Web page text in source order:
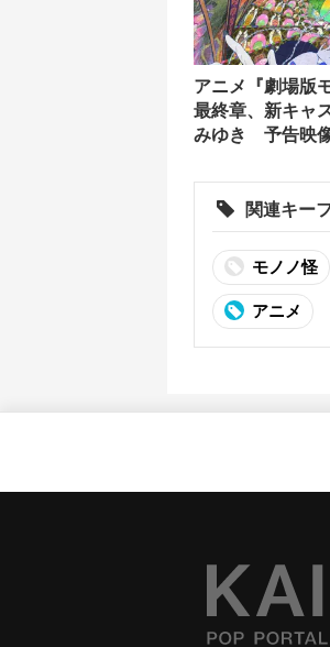
アニメ『劇場版
最終章、新キャ
みゆき 予告映
関連キー
モノノ怪
アニメ